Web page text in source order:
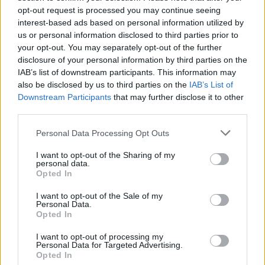
opt-out request is processed you may continue seeing
interest-based ads based on personal information utilized by
us or personal information disclosed to third parties prior to
your opt-out. You may separately opt-out of the further
disclosure of your personal information by third parties on the
IAB’s list of downstream participants. This information may
also be disclosed by us to third parties on the IAB’s List of
Downstream Participants that may further disclose it to other
Personal Data Processing Opt Outs
I want to opt-out of the Sharing of my
personal data.
Opted In
I want to opt-out of the Sale of my
Personal Data.
Opted In
I want to opt-out of processing my
Personal Data for Targeted Advertising.
Opted In
Ekologické organizace i ta část lidu v české kotlině a moravských
úvalech, která má srdce nakloněné přírodě, mají často potíže se
svou vlastní aktivností. Člověk vidí kolem sebe plno neřádu, a to
nejen v potoce nebo škarpě silnice. Okolnostem se dosud
nepodařilo zbavit ho přirozeného puzení problémy řešit a tak neví,
kam dřív skočit. Nemůžu ale přece dělat všechno! To by se z toho
jeden člověk, ba i středně velká organizace museli zbláznit. Co si
mám vybrat? Je problém přejížděných žab menší než problém
uprchlíků z Afganistánu, jak říká s oblibou Sváťa Karásek?
životní prostředí - krok zpět
Nové znění zákona o posuzování vlivů na životní prostředí,
odsouhlaseného drtivou většinou
(poměrem 150 : 9) dne 8. prosince 2000, představuje negativní
posun oproti stávajícímu stavu. Nový zákon po zásahu poslanců
aČSSDvýrazně omezuje možnost veřejnosti do procesu
vstupovat. Dá se tak říci, že se tento zákon stal obětí opoziční
Ivona Matějková: Pravda vyjde najevo